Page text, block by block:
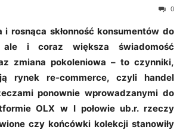
0
i rosnąca skłonność konsumentów do
ale i coraz większa świadomość
zmiana pokoleniowa – to czynniki,
rynek re-commerce, czyli handel
ponownie wprowadzanymi do
OLX w I połowie ub.r. rzeczy
czy końcówki kolekcji stanowiły